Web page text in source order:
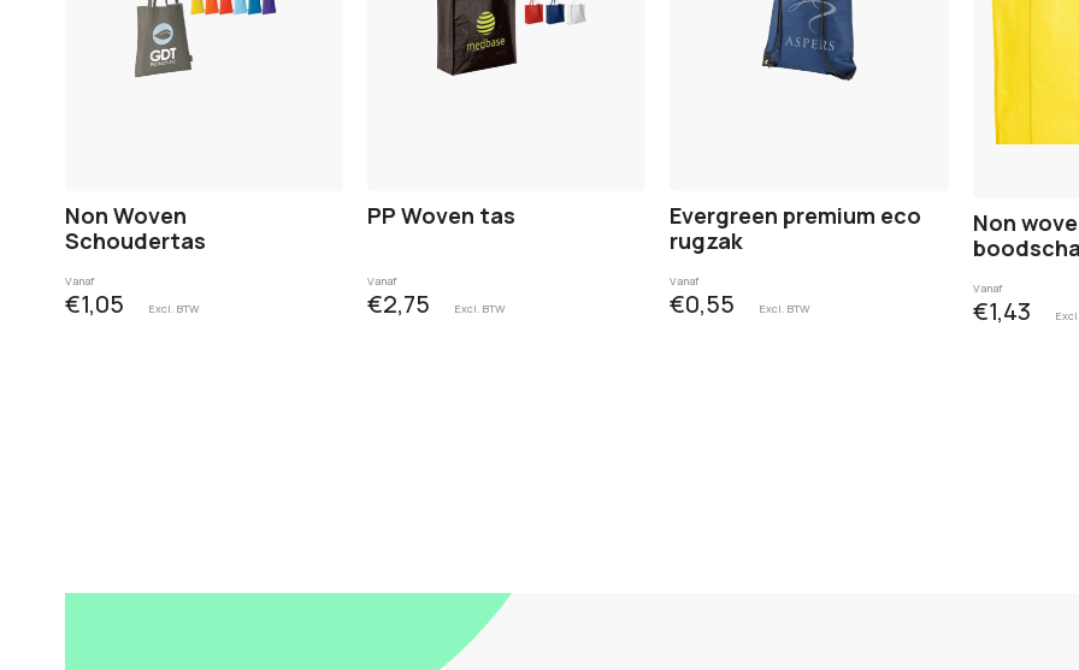
Non Woven
Schoudertas
Vanaf
€1,05 Excl. BTW
PP Woven tas
Vanaf
€2,75 Excl. BTW
Evergreen premium eco
rugzak
Vanaf
€0,55 Excl. BTW
Non
Vanaf
€1,43